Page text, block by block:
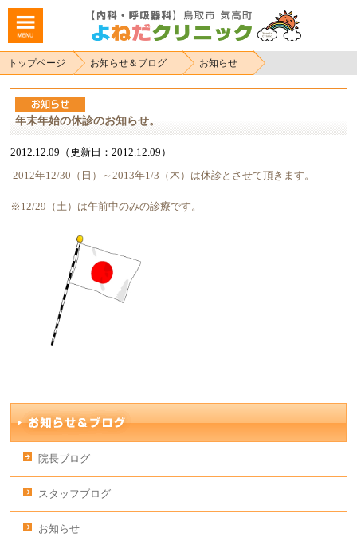
トップページ お知らせ＆ブログ お知らせ
年末年始の休診のお知らせ。
2012.12.09（更新日：2012.12.09）
2012年12/30（日）～2013年1/3（木）は休診とさせて頂きます。
※12/29（土）は午前中のみの診療です。
院長ブログ
スタッフブログ
お知らせ